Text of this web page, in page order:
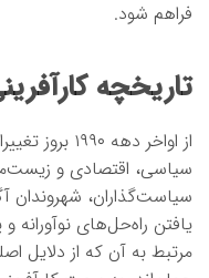
فراهم شود.
تاریخچه
از اواخر دهه
سیاسی، اقتصادی و
سیاست‌گذاران، شهروندان
یافتن راه‌حل‌های نوآورانه
مرتبط به آن که از دلایل